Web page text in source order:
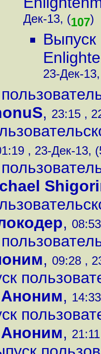
Дек-13, (107)
Выпуск
23-Дек-
, 23:15 ,
, 23-Дек-13,
,
, 09:28 ,
Аноним,
Аноним,